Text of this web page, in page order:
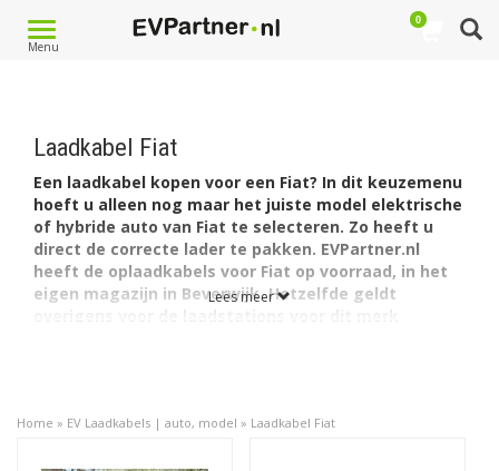
Toggle
navigation
Menu
0
Laadkabel Fiat
Een laadkabel kopen voor een Fiat? In dit keuzemenu
hoeft u alleen nog maar het juiste model elektrische
of hybride auto van Fiat te selecteren. Zo heeft u
direct de correcte lader te pakken. EVPartner.nl
heeft de oplaadkabels voor Fiat op voorraad, in het
eigen magazijn in Beverwijk. Hetzelfde geldt
Kies het model en vindt laadkabels van het
Lees meer
Home » EV Laadkabels | auto, model » Laadkabel Fiat